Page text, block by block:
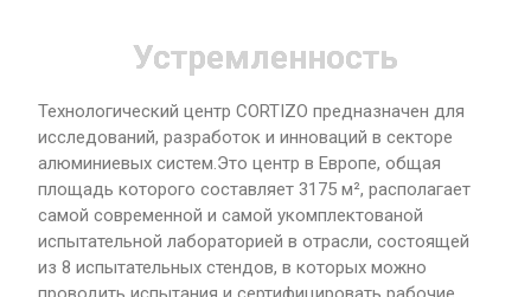
Устремленность
Технологический центр CORTIZO предназначен для
исследований, разработок и инноваций в секторе
алюминиевых систем.Это центр в Европе, общая
площадь которого составляет 3175 м², располагает
самой современной и самой укомплектованой
испытательной лабораторией в отрасли, состоящей
из 8 испытательных стендов, в которых можно